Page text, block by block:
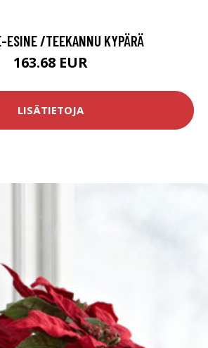
ESINE /TEEKANNU KYPÄRÄ
163.68 EUR
LISÄTIETOJA